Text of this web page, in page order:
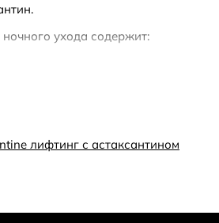
ухода содержит:
и витамин Е, а также - масла
Guam нанесите на лицо и
лифтинг с астаксантином